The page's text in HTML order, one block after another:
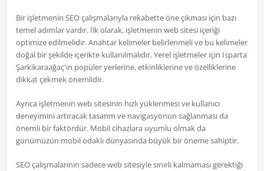
Bir işletmenin SEO çalışmalarıyla rekabette öne çıkması için bazı
temel adımlar vardır. İlk olarak, işletmenin web sitesi içeriği
optimize edilmelidir. Anahtar kelimeler belirlenmeli ve bu kelimeler
doğal bir şekilde içerikte kullanılmalıdır. Yerel işletmeler için Isparta
Şarkikaraağaç'ın popüler yerlerine, etkinliklerine ve özelliklerine
dikkat çekmek önemlidir.
Ayrıca işletmenin web sitesinin hızlı yüklenmesi ve kullanıcı
deneyimini artıracak tasarım ve navigasyonun sağlanması da
önemli bir faktördür. Mobil cihazlara uyumlu olmak da
günümüzün mobil odaklı dünyasında büyük bir öneme sahiptir.
SEO çalışmalarının sadece web sitesiyle sınırlı kalmaması gerektiği